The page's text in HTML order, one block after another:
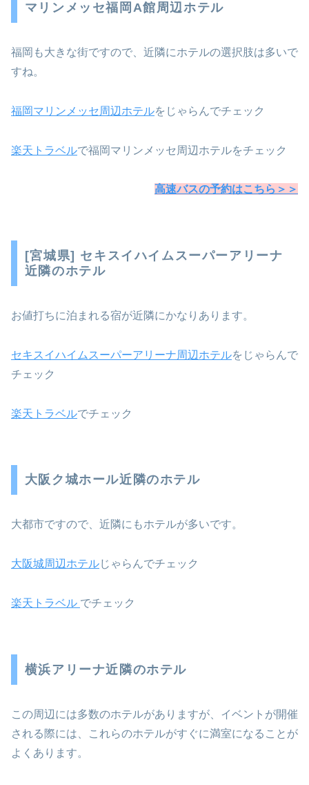
マリンメッセ福岡A館周辺ホテル
福岡も大きな街ですので、近隣にホテルの選択肢は多いで
すね。
福岡マリンメッセ周辺ホテルをじゃらんでチェック
楽天トラベルで福岡マリンメッセ周辺ホテルをチェック
高速バスの予約はこちら＞＞
[宮城県] セキスイハイムスーパーアリーナ
近隣のホテル
お値打ちに泊まれる宿が近隣にかなりあります。
セキスイハイムスーパーアリーナ周辺ホテルをじゃらんで
チェック
楽天トラベルでチェック
大阪ク城ホール近隣のホテル
大都市ですので、近隣にもホテルが多いです。
大阪城周辺ホテルじゃらんでチェック
楽天トラベル でチェック
横浜アリーナ近隣のホテル
この周辺には多数のホテルがありますが、イベントが開催
される際には、これらのホテルがすぐに満室になることが
よくあります。